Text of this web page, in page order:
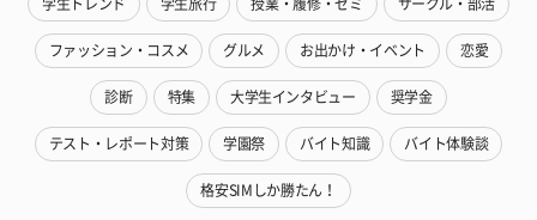
学生トレンド 学生旅行 授業・履修・ゼミ サークル・部活
ファッション・コスメ グルメ お出かけ・イベント 恋愛
診断 特集 大学生インタビュー 奨学金
テスト・レポート対策 学園祭 バイト知識 バイト体験談
格安SIMしか勝たん！